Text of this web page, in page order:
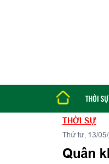
THỜI SỰ
THỜI SỰ
Thứ tư, 13/
Quân